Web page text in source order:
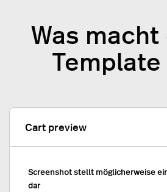
Was
Cart preview
Screenshot stellt möglicherweise
dar